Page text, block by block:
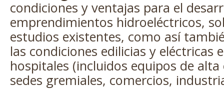
Plata
condiciones y ventajas para el
emprendimientos hidroeléctricos,
estudios existentes, como así
las condiciones edilicias y eléctricas
hospitales (incluidos equipos de
sedes gremiales, comercios,